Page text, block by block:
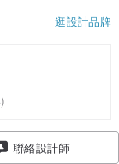
逛設計品牌
聯絡設計師